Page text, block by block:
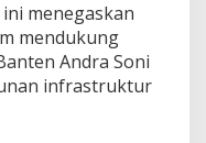
menegaskan
mendukung
Andra Soni
infrastruktur